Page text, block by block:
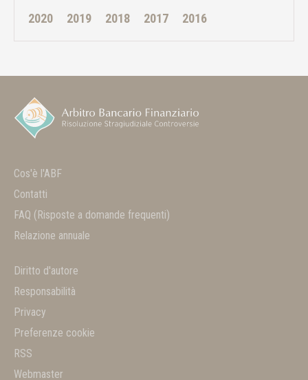
2020
2019 2018 2017 2016
Cos'è l'ABF
Contatti
FAQ (Risposte a domande frequenti)
Relazione annuale
Diritto d'autore
Responsabilità
Privacy
Preferenze cookie
RSS
Webmaster